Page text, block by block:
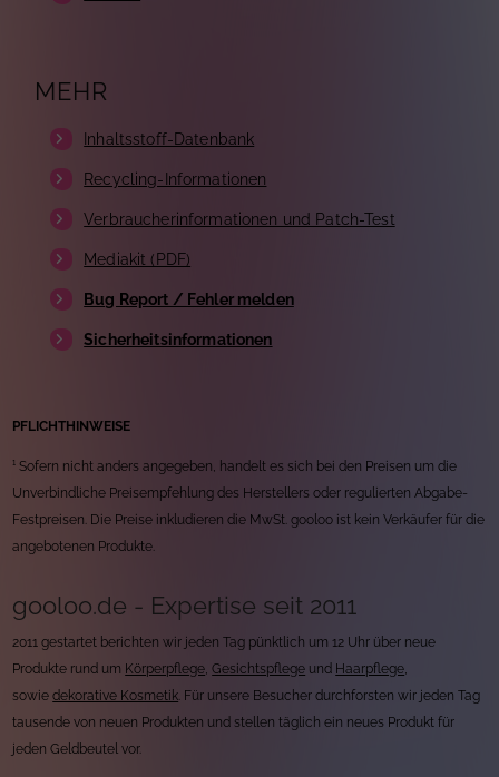
MEHR
Inhaltsstoff-Datenbank
Recycling-Informationen
Verbraucherinformationen und Patch-Test
Mediakit (PDF)
Bug Report / Fehler melden
Sicherheitsinformationen
PFLICHTHINWEISE
¹ Sofern nicht anders angegeben, handelt es sich bei den Preisen um die
Unverbindliche Preisempfehlung des Herstellers oder regulierten Abgabe-
Festpreisen. Die Preise inkludieren die MwSt. gooloo ist kein Verkäufer für die
angebotenen Produkte.
gooloo.de - Expertise seit 2011
2011 gestartet berichten wir jeden Tag pünktlich um 12 Uhr über neue
Produkte rund um Körperpflege,Gesichtspflege und Haarpflege,
sowiedekorative Kosmetik. Für unsere Besucher durchforsten wir jeden Tag
tausende von neuen Produkten und stellen täglich ein neues Produkt für
jeden Geldbeutel vor.